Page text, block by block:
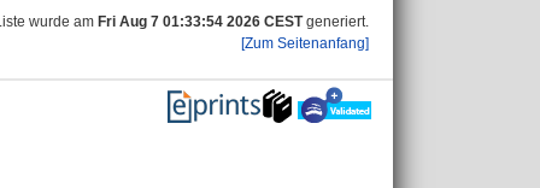
wurde am Fri Aug 7 01:33:54 2026 CESTgeneriert.
[Zum Seitenanfang]